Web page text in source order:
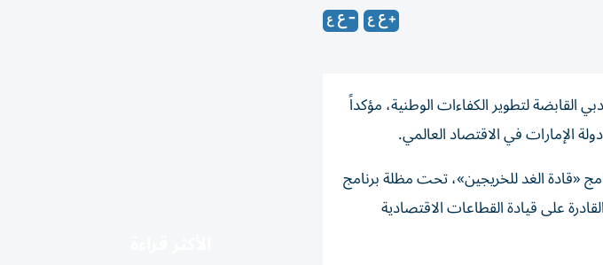
آل مكتوم، رئيس دبي القابضة، خريجي دفعة 2025 من برامج دبي القابضة لتطوير الكفاءات الوطنية، مؤكداً
الإمارات في الاقتصاد العالمي.
برنامج «قادة الغد للخريجين»، تحت مظلة برنامج
على قيادة القطاعات الاقتصادية